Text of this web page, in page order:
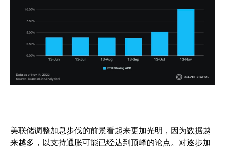
美联储调整加息步伐的前景看起来更加光明，因为数据越
来越多，以支持通胀可能已经达到顶峰的论点。对逐步加